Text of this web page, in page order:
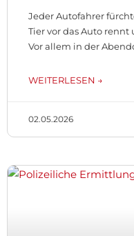
Jeder Autofahrer
Tier vor das Auto
Vor allem in der
WEITERLESEN →
02.05.2026